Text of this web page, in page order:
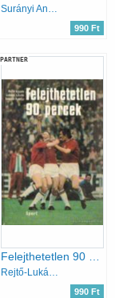
990 Ft
PARTNER
Rejtő-Lukács-Szepesi
990 Ft